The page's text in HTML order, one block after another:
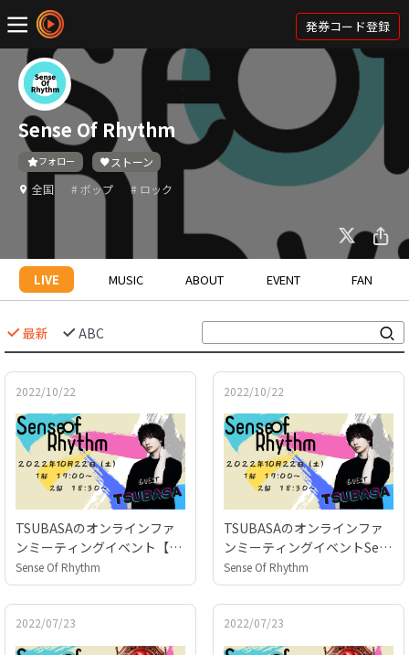
発券コード登録
Sense Of Rhythm
フォロー
ストーン
全国
# ポップ # ロック
LIVE MUSIC ABOUT EVENT FAN
最新 ABC
2022/10/22
TSUBASAのオンラインファ
ンミーティングイベント【Se
nse Of Rhythm】アフタート
ーク
Sense Of Rhythm
2022/10/22
TSUBASAのオンラインファ
ンミーティングイベントSens
e Of Rhythm
Sense Of Rhythm
2022/07/23 2022/07/23